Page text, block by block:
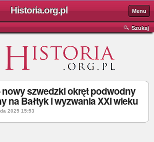
Historia.org.pl Menu
Szukaj
nowy szwedzki okręt podwodny
na Bałtyk i wyzwania XXI wieku
2025 15:53